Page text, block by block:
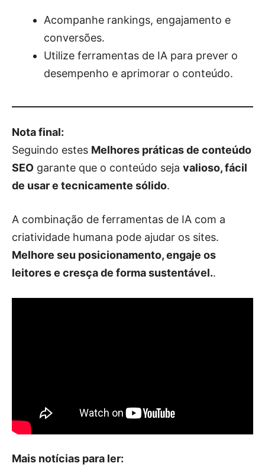
Acompanhe rankings, engajamento e
conversões.
Utilize ferramentas de IA para prever o
desempenho e aprimorar o conteúdo.
Nota final:
Seguindo estes Melhores práticas de conteúdo
SEO garante que o conteúdo seja valioso, fácil
de usar e tecnicamente sólido.
A combinação de ferramentas de IA com a
criatividade humana pode ajudar os sites.
Melhore seu posicionamento, engaje os
leitores e cresça de forma sustentável..
Mais notícias para ler: